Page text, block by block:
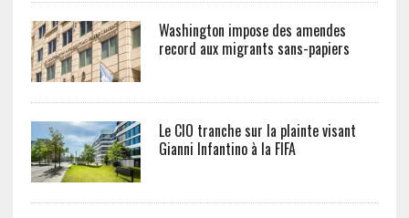
Washington impose des amendes
record aux migrants sans-papiers
Le CIO tranche sur la plainte visant
Gianni Infantino à la FIFA